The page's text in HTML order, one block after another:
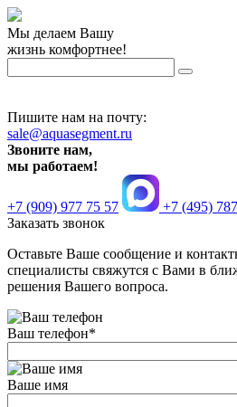
Мы делаем Вашу
жизнь комфортнее!
Пишите нам на почту:
sale@aquasegment.ru
Звоните нам,
мы работаем!
+7 (909) 977 75 57 +7 (495)
Заказать звонок
Оставьте Ваше сообщение и
специалисты свяжутся с Вами в
решения Вашего вопроса.
Ваш телефон*
Ваше имя